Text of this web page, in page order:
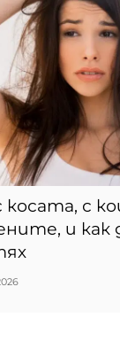
косата, с
и как